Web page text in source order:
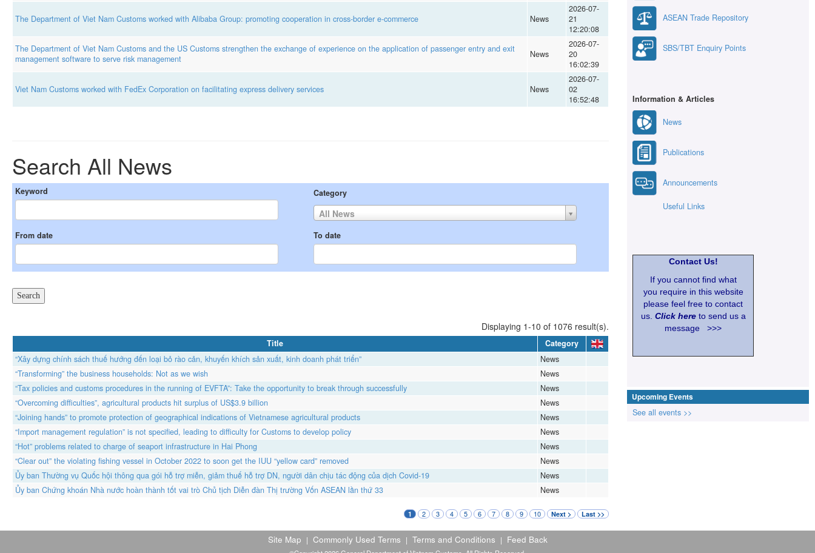
The Department of Viet Nam Customs worked with Alibaba Group: promoting cooperation in cross-border e-commerce News
2026-07-
21
12:20:08
The Department of Viet Nam Customs and the US Customs strengthen the exchange of experience on the application of passenger entry and exit
management software to serve risk management
News
2026-07-
20
16:02:39
Viet Nam Customs worked with FedEx Corporation on facilitating express delivery services News
2026-07-
02
16:52:48
Search All News
Keyword Category
All News
From date To date
Displaying 1-10 of 1076 result(s).
Title
Category
“Xây dựng chính sách thuế hướng đến loại bỏ rào cản, khuyến khích sản xuất, kinh doanh phát triển”
News
“Transforming” the business households: Not as we wish
News
“Tax policies and customs procedures in the running of EVFTA”: Take the opportunity to break through successfully
News
“Overcoming difficulties”, agricultural products hit surplus of US$3.9 billion
News
“Joining hands” to promote protection of geographical indications of Vietnamese agricultural products
News
“Import management regulation” is not specified, leading to difficulty for Customs to develop policy
News
“Hot” problems related to charge of seaport infrastructure in Hai Phong
News
“Clear out” the violating fishing vessel in October 2022 to soon get the IUU “yellow card” removed
News
Ủy ban Thường vụ Quốc hội thông qua gói hỗ trợ miễn, giảm thuế hỗ trợ DN, người dân chịu tác động của dịch Covid-19
News
Ủy ban Chứng khoán Nhà nước hoàn thành tốt vai trò Chủ tịch Diễn đàn Thị trường Vốn ASEAN lần thứ 33
News
1 2 3 4 5 6 7 8 9 10 Next > Last >>
ASEAN Trade Repository
SBS/TBT Enquiry Points
Information & Articles
News
Publications
Announcements
Useful Links
Contact Us!
If you cannot find what
you require in this website
please feel free to contact
us. Click hereto send us a
message >>>
Upcoming Events
See all events >>
Site Map | Commonly Used Terms | Terms and Conditions | Feed Back